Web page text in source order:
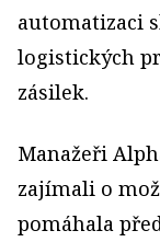
automatizaci
logistických
zásilek.
Manažeři
zajímali o
pomáhala